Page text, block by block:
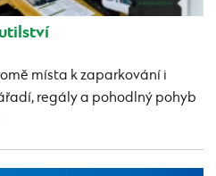
místa k zaparkování i
regály a pohodlný pohyb